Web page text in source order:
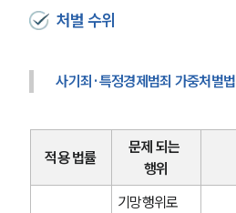
처벌 수위
사기죄·특정경제범죄 가중처벌법
적용 법률
문제 되는
행위
기망행위로